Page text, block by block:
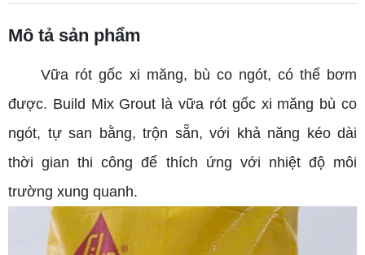
Mô tả sản phẩm
Vữa rót gốc xi măng, bù co ngót, có thể bơm
được. Build Mix Grout là vữa rót gốc xi măng bù co
ngót, tự san bằng, trộn sẵn, với khả năng kéo dài
thời gian thi công để thích ứng với nhiệt độ môi
trường xung quanh.